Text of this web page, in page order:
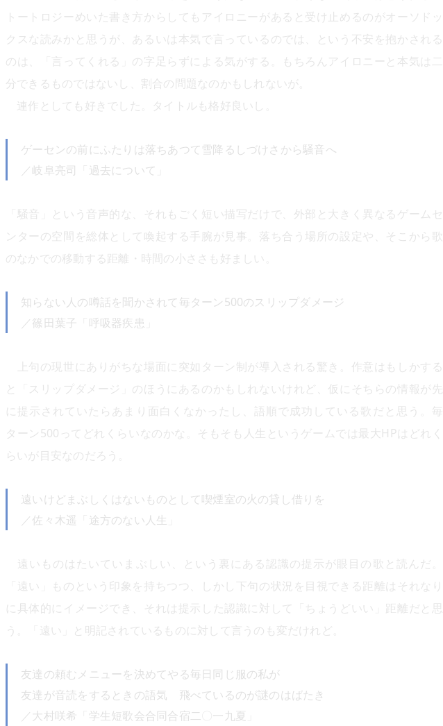
トートロジーめいた書き方からしてもアイロニーがあると受け止めるのがオーソドッ
クスな読みかと思うが、あるいは本気で言っているのでは、という不安を抱かされる
のは、「言ってくれる」の字足らずによる気がする。もちろんアイロニーと本気は二
分できるものではないし、割合の問題なのかもしれないが。
連作としても好きでした。タイトルも格好良いし。
ゲーセンの前にふたりは落ちあつて雪降るしづけさから騒音へ
／岐阜亮司「過去について」
「騒音」という音声的な、それもごく短い描写だけで、外部と大きく異なるゲームセ
ンターの空間を総体として喚起する手腕が見事。落ち合う場所の設定や、そこから歌
のなかでの移動する距離・時間の小ささも好ましい。
知らない人の噂話を聞かされて毎ターン500のスリップダメージ
／篠田葉子「呼吸器疾患」
上句の現世にありがちな場面に突如ターン制が導入される驚き。作意はもしかする
と「スリップダメージ」のほうにあるのかもしれないけれど、仮にそちらの情報が先
に提示されていたらあまり面白くなかったし、語順で成功している歌だと思う。毎
ターン500ってどれくらいなのかな。そもそも人生というゲームでは最大HPはどれく
らいが目安なのだろう。
遠いけどまぶしくはないものとして喫煙室の火の貸し借りを
／佐々木遥「途方のない人生」
遠いものはたいていまぶしい、という裏にある認識の提示が眼目の歌と読んだ。
「遠い」ものという印象を持ちつつ、しかし下句の状況を目視できる距離はそれなり
に具体的にイメージでき、それは提示した認識に対して「ちょうどいい」距離だと思
う。「遠い」と明記されているものに対して言うのも変だけれど。
友達の頼むメニューを決めてやる毎日同じ服の私が
友達が音読をするときの語気 飛べているのが謎のはばたき
／大村咲希「学生短歌会合同合宿二〇一九夏」